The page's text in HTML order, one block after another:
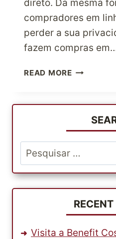
direto. Da mesma
compradores em
perder a sua
fazem compras
READ MOREMANTER
DO
NAS
COMPRAS
EM
LINHA
Pesquisar
por:
Visita a Benefit